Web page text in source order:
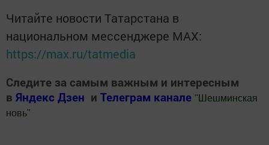
Читайте новости Татарстана в
национальном мессенджере MАХ:
https://max.ru/tatmedia
Следите за самым важным и интересным
в Яндекс Дзен и Телеграм канале " Шешминская
новь"